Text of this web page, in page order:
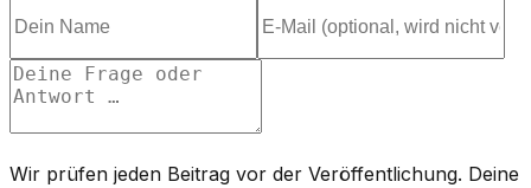
Wir prüfen jeden Beitrag vor der Veröffentlichung. Deine